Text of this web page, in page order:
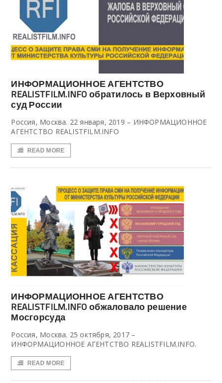
ИНФОРМАЦИОННОЕ АГЕНТСТВО
REALISTFILM.INFO обратилось в Верховный
суд России
Россия, Москва. 22 января, 2019 – ИНФОРМАЦИОННОЕ
АГЕНТСТВО REALISTFILM.INFO
READ MORE
ИНФОРМАЦИОННОЕ АГЕНТСТВО
REALISTFILM.INFO обжаловало решение
Мосгорсуда
Россия, Москва. 25 октября, 2017 –
ИНФОРМАЦИОННОЕ АГЕНТСТВО REALISTFILM.INFO.
READ MORE